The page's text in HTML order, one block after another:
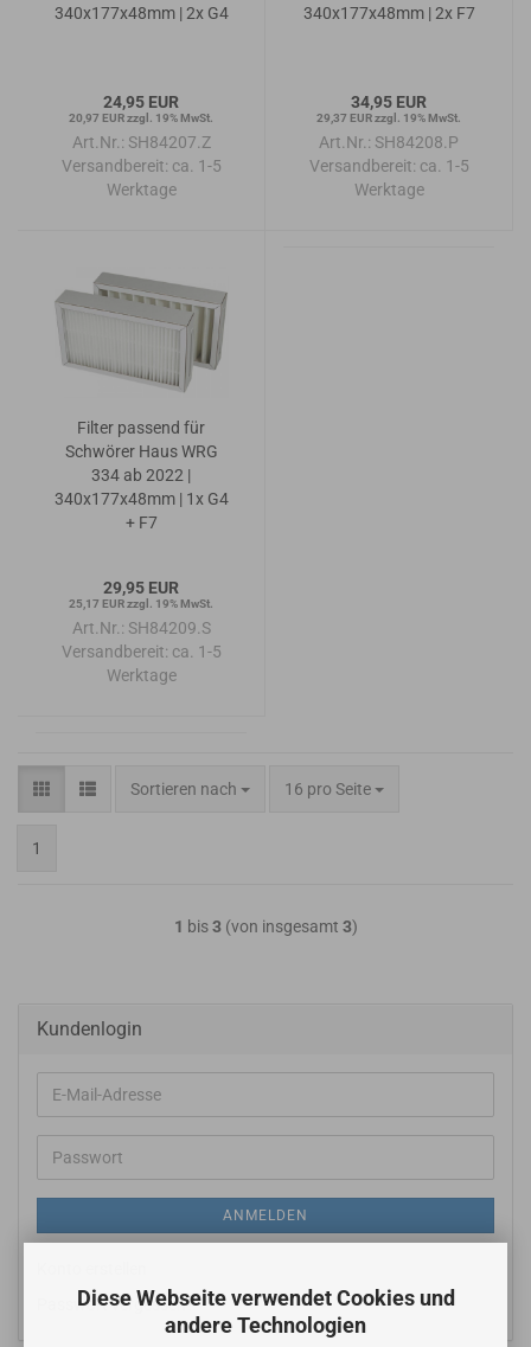
Diese Webseite verwendet Cookies und
andere Technologien
340x177x48mm | 2x G4
24,95 EUR
20,97 EUR zzgl. 19% MwSt.
Art.Nr.: SH84207.Z
Versandbereit: ca. 1-5
Werktage
340x177x48mm | 2x F7
34,95 EUR
29,37 EUR zzgl. 19% MwSt.
Art.Nr.: SH84208.P
Versandbereit: ca. 1-5
Werktage
Filter passend für
Schwörer Haus WRG
334 ab 2022 |
340x177x48mm | 1x G4
+ F7
29,95 EUR
25,17 EUR zzgl. 19% MwSt.
Art.Nr.: SH84209.S
Versandbereit: ca. 1-5
Werktage
Sortieren nach
Sortieren nach 16 pro Seite
pro Seite
1
1 bis3(von insgesamt 3)
Kundenlogin
E-
Mail-
Adresse
Passwort
ANMELDEN
Passwort vergessen?